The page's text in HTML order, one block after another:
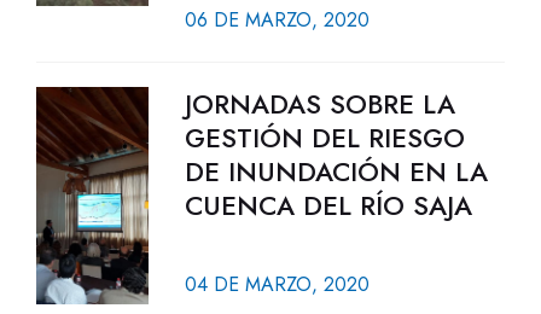
06 DE MARZO, 2020
JORNADAS SOBRE LA
GESTIÓN DEL RIESGO
DE INUNDACIÓN EN LA
CUENCA DEL RÍO SAJA
04 DE MARZO, 2020